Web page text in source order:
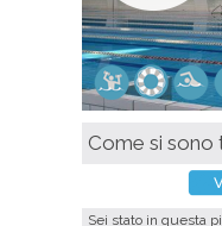
Come si sono
Sei stato in questa